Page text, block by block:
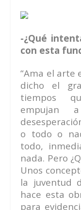
-¿Qué
con esta
“Ama el arte
dicho el
tiempos
o todo o
todo,
nada. Pero
Unos
la juventud
hace esta
para